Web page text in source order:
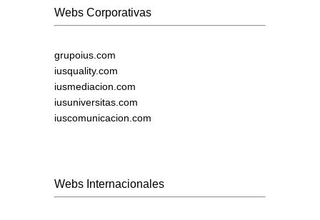
Webs Corporativas
grupoius.com
iusquality.com
iusmediacion.com
iusuniversitas.com
iuscomunicacion.com
Webs Internacionales